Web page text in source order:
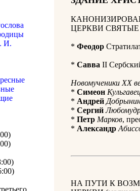
И.
ЦЕРКВИ
* Феодор
* Савва II
Новомученики XX
* Симеон
* Андрей
* Сергий
* Петр Марков,
* Александр
НА ПУТИ К